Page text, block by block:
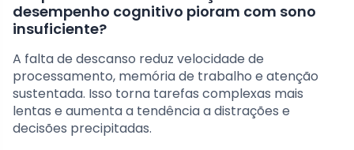
desempenho cognitivo pioram com sono
insuficiente?
A falta de descanso reduz velocidade de
processamento, memória de trabalho e atenção
sustentada. Isso torna tarefas complexas mais
lentas e aumenta a tendência a distrações e
decisões precipitadas.